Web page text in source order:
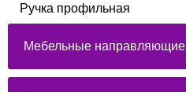
Ручка профильная
Мебельные направляющие